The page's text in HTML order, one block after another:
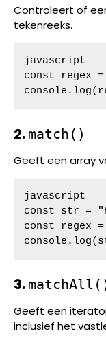
Controleert of
tekenreeks.
javascript
const regex
2. match()
Geeft een array
javascript
const str =
const regex
3.
Geeft een
inclusief het